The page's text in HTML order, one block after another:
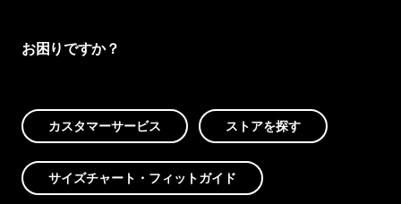
お困りですか？
カスタマーサービス ストアを探す
サイズチャート・フィットガイド